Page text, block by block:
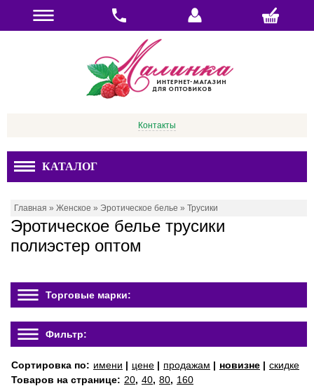
Контакты
КАТАЛОГ
Главная » Женское » Эротическое белье » Трусики
Эротическое белье трусики
полиэстер оптом
Торговые марки:
Фильтр:
Сортировка по: имени | цене | продажам | новизне | скидке
Товаров на странице: 20, 40, 80, 160